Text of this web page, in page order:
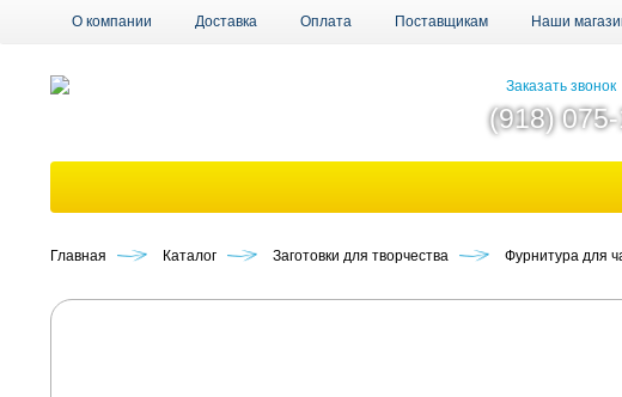
О компании Доставка Оплата Поставщикам Наши
Заказать звонок
(918)
Главная Каталог Заготовки для творчества Фурнитура для